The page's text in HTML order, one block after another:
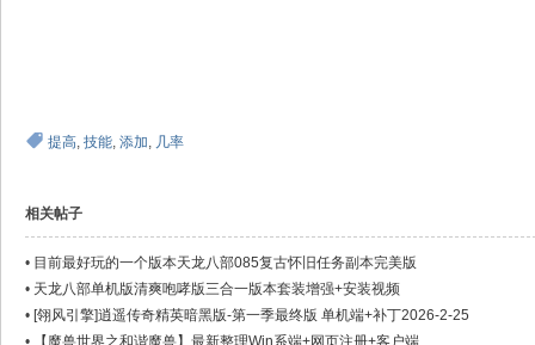
提高, 技能, 添加, 几率
相关帖子
• 目前最好玩的一个版本天龙八部085复古怀旧任务副本完美版
• 天龙八部单机版清爽咆哮版三合一版本套装增强+安装视频
• [翎风引擎]逍遥传奇精英暗黑版-第一季最终版 单机端+补丁2026-2-25
•
【魔兽世界之和谐魔兽】最新整理Win系端+网页注册+客户端